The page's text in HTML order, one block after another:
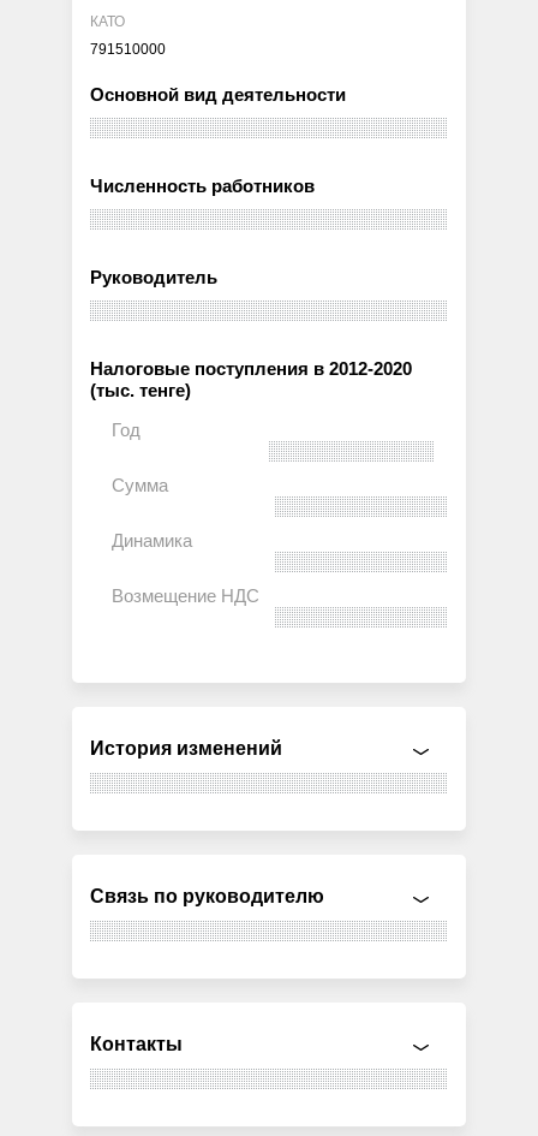
КАТО
791510000
Основной вид деятельности
Численность работников
Руководитель
Налоговые поступления в 2012-2020
(тыс. тенге)
История изменений
Связь по руководителю
Контакты